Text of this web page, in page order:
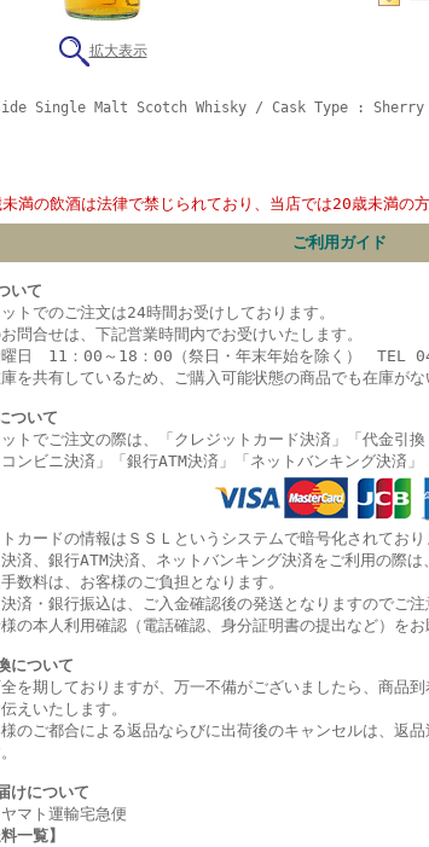
拡大表示
Single Malt Scotch Whisky / Cask Type : Sherry
満の飲酒は法律で禁じられており、当店では20歳未満の
ご利用ガイド
いて
トでのご注文は24時間お受けしております。
問合せは、下記営業時間内でお受けいたします。
曜日 11：00～18：00（祭日・年末年始を除く） TEL
を共有しているため、ご購入可能状態の商品でも在庫が
ついて
トでご注文の際は、「クレジットカード決済」「代金引
コンビニ決済」 「銀行ATM決済」「ネットバンキング決済」
カードの情報はＳＳＬというシステムで暗号化されており
済、銀行ATM決済、ネットバンキング決済をご利用の際は
数料は、お客様のご負担となります。
済・銀行振込は、ご入金確認後の発送となりますのでご注
の本人利用確認（電話確認、身分証明書の提出など）をお
について
を期しておりますが、万一不備がございましたら、商品到
えいたします。
のご都合による返品ならびに出荷後のキャンセルは、返
けについて
マト運輸宅急便
一覧】